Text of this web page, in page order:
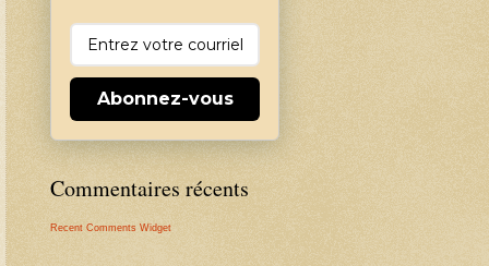
Abonnez-vous
Commentaires récents
Recent Comments Widget